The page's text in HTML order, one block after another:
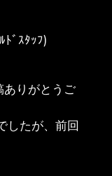
ﾞｽﾀｯﾌ)
ありがとうご
したが、前回